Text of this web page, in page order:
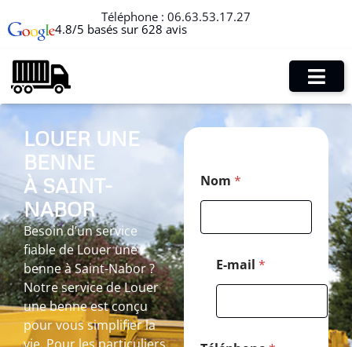
Téléphone : 06.63.53.17.27
4.8/5 basés sur 628 avis
LOUER UNE
BENNE
À SAINT-
NABOR
Besoin d’un service
fiable de Louer une
benne à Saint-Nabor ?
Notre service de Louer
une benne est conçu
pour vous simplifier la
-
m
i
Nom *
E-mail *